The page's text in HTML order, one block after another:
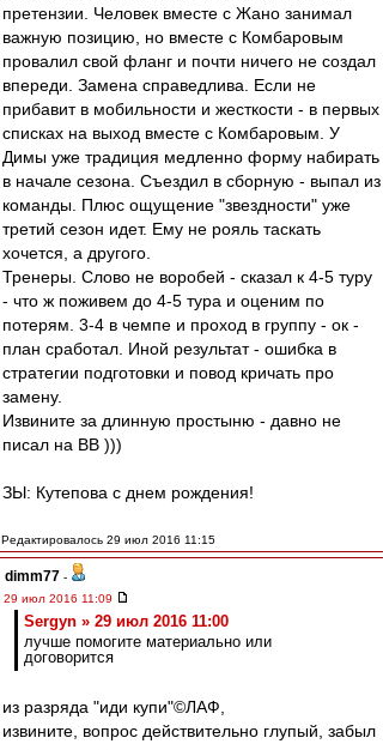
претензии. Человек вместе с Жано занимал
важную позицию, но вместе с Комбаровым
провалил свой фланг и почти ничего не создал
впереди. Замена справедлива. Если не
прибавит в мобильности и жесткости - в первых
списках на выход вместе с Комбаровым. У
Димы уже традиция медленно форму набирать
в начале сезона. Съездил в сборную - выпал из
команды. Плюс ощущение "звездности" уже
третий сезон идет. Ему не рояль таскать
хочется, а другого.
Тренеры. Слово не воробей - сказал к 4-5 туру
- что ж поживем до 4-5 тура и оценим по
потерям. 3-4 в чемпе и проход в группу - ок -
план сработал. Иной результат - ошибка в
стратегии подготовки и повод кричать про
замену.
Извините за длинную простыню - давно не
писал на ВВ )))
ЗЫ: Кутепова с днем рождения!
Редактировалось 29 июл 2016 11:15
dimm77 -
29 июл 2016 11:09
Sergyn » 29 июл 2016 11:00
лучше помогите материально или
договорится
из разряда "иди купи"©ЛАФ,
извините, вопрос действительно глупый, забыл